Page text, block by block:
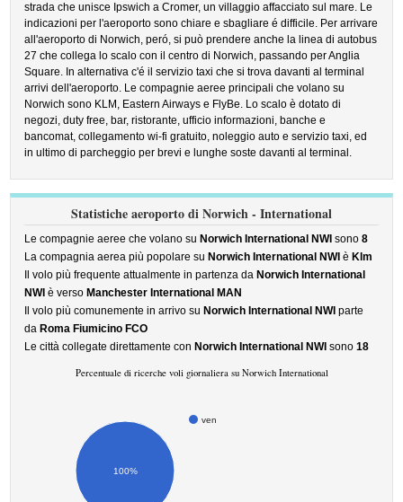
strada che unisce Ipswich a Cromer, un villaggio affacciato sul mare. Le
indicazioni per l'aeroporto sono chiare e sbagliare é difficile. Per arrivare
all'aeroporto di Norwich, peró, si può prendere anche la linea di autobus
27 che collega lo scalo con il centro di Norwich, passando per Anglia
Square. In alternativa c'é il servizio taxi che si trova davanti al terminal
arrivi dell'aeroporto. Le compagnie aeree principali che volano su
Norwich sono KLM, Eastern Airways e FlyBe. Lo scalo è dotato di
negozi, duty free, bar, ristorante, ufficio informazioni, banche e
bancomat, collegamento wi-fi gratuito, noleggio auto e servizio taxi, ed
in ultimo di parcheggio per brevi e lunghe soste davanti al terminal.
Statistiche aeroporto di Norwich - International
Le compagnie aeree che volano su Norwich International NWI sono8
La compagnia aerea più popolare su Norwich International NWI è Klm
Il volo più frequente attualmente in partenza da Norwich International
NWI è verso Manchester International MAN
Il volo più comunemente in arrivo su Norwich International NWI parte
da Roma Fiumicino FCO
Le città collegate direttamente con Norwich International NWI sono18
Percentuale di ricerche voli giornaliera su Norwich International
ven
100%